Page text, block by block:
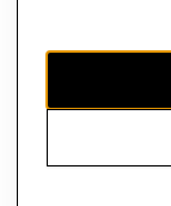
Uruguay ($U)